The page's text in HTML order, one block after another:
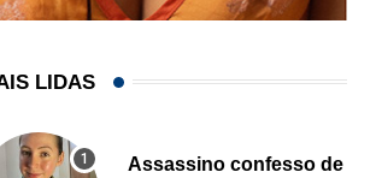
LIDAS
Assassino confesso de